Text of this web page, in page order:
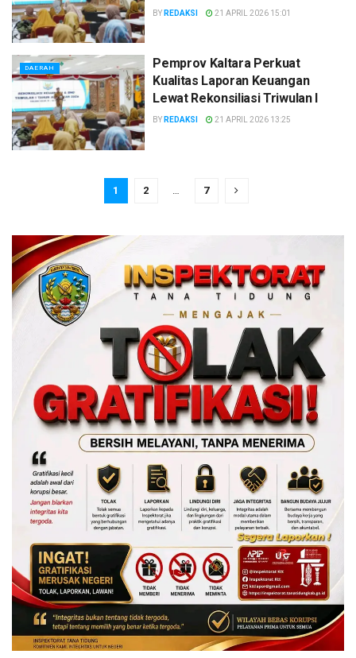
BY REDAKSI 21 APRIL 2026 15:01
DAERAH
Pemprov Kaltara Perkuat
Kualitas Laporan Keuangan
Lewat Rekonsiliasi Triwulan I
BY REDAKSI 21 APRIL 2026 13:25
1 2 7